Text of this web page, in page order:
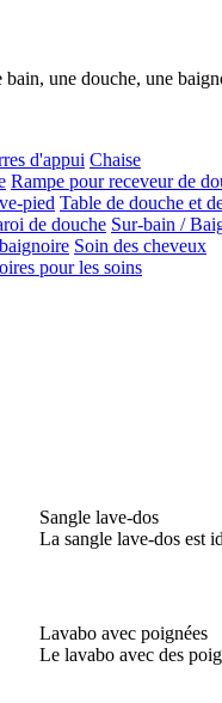
une douche, une
d'appui Chaise
Rampe pour receveur de
pied Table de douche et
de douche Sur-bain /
Soin des cheveux
pour les soins
Sangle lave-dos
La sangle lave-dos est
Lavabo avec poignées
Le lavabo avec des